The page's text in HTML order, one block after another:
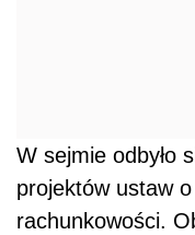
W sejmie odbyło
projektów ustaw
rachunkowości.